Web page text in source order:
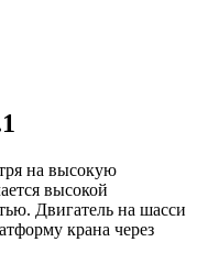
на высокую
высокой
Двигатель на шасси
крана через